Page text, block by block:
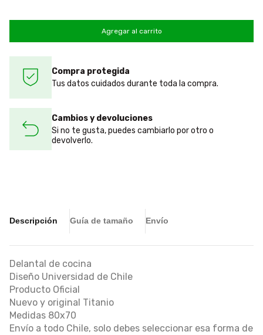
Compra protegida
Tus datos cuidados durante toda la compra.
Cambios y devoluciones
Si no te gusta, puedes cambiarlo por otro o
devolverlo.
Descripción Guía de tamaño Envío
Delantal de cocina
Diseño Universidad de Chile
Producto Oficial
Nuevo y original Titanio
Medidas 80x70
Envío a todo Chile, solo debes seleccionar esa forma de